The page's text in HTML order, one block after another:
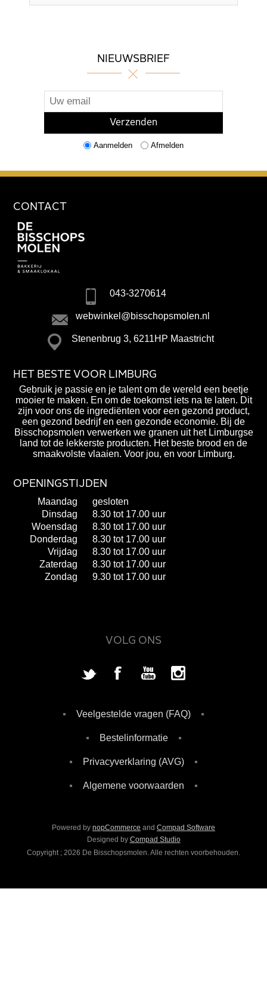
NIEUWSBRIEF
Aanmelden Afmelden
CONTACT
043-3270614
webwinkel@bisschopsmolen.nl
Stenenbrug 3, 6211HP Maastricht
HET BESTE VOOR LIMBURG
Gebruik je passie en je talent om de wereld een beetje
mooier te maken. En om de toekomst iets na te laten. Dit
zijn voor ons de ingrediënten voor een gezond product,
een gezond bedrijf en een gezonde economie. Bij de
Bisschopsmolen verwerken we granen uit het Limburgse
land tot de lekkerste producten. Het beste brood en de
smaakvolste vlaaien. Voor jou, en voor Limburg.
OPENINGSTIJDEN
Maandag
gesloten
Dinsdag
8.30 tot 17.00 uur
Woensdag
8.30 tot 17.00 uur
Donderdag
8.30 tot 17.00 uur
Vrijdag
8.30 tot 17.00 uur
Zaterdag
8.30 tot 17.00 uur
Zondag
9.30 tot 17.00 uur
VOLG ONS
Veelgestelde vragen (FAQ)
Bestelinformatie
Privacyverklaring (AVG)
Algemene voorwaarden
Powered by nopCommerce and Compad Software
Designed by Compad Studio
Copyright ; 2026 De Bisschopsmolen. Alle rechten voorbehouden.